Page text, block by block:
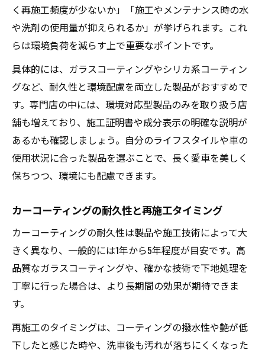
く再施工頻度が少ないか」「施工やメンテナンス時の水
や洗剤の使用量が抑えられるか」が挙げられます。これ
らは環境負荷を減らす上で重要なポイントです。
具体的には、ガラスコーティングやシリカ系コーティン
グなど、耐久性と環境配慮を両立した製品がおすすめで
す。専門店の中には、環境対応型製品のみを取り扱う店
舗も増えており、施工証明書や成分表示の明確な説明が
あるかも確認しましょう。自分のライフスタイルや車の
使用状況に合った製品を選ぶことで、長く愛車を美しく
保ちつつ、環境にも配慮できます。
カーコーティングの耐久性と再施工タイミング
カーコーティングの耐久性は製品や施工技術によって大
きく異なり、一般的には1年から5年程度が目安です。高
品質なガラスコーティングや、確かな技術で下地処理を
丁寧に行った場合は、より長期間の効果が期待できま
す。
再施工のタイミングは、コーティングの撥水性や艶が低
下したと感じた時や、洗車後も汚れが落ちにくくなった